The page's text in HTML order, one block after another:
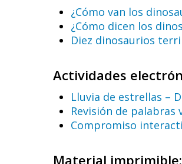
¿Cómo van los
¿Cómo dicen los
Diez dinosaurios
Actividades
Lluvia de estrellas – D
Revisión de palabras
Compromiso
Material imprimible: